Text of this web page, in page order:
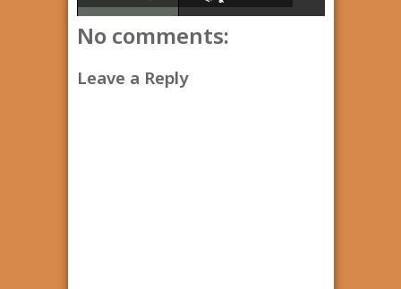
No comments:
Leave a Reply